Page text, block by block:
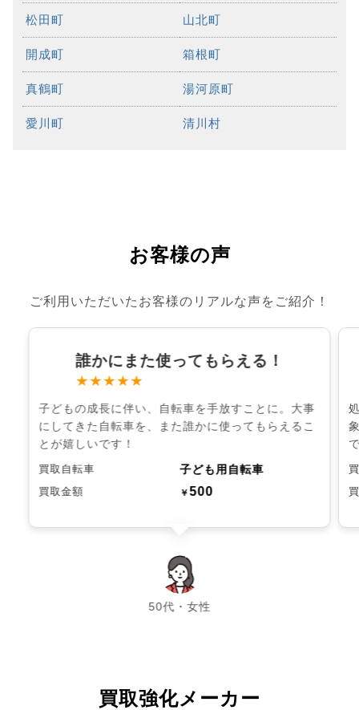
松田町 山北町
開成町 箱根町
真鶴町 湯河原町
愛川町 清川村
お客様の声
ご利用いただいたお客様のリアルな声をご紹介！
誰かにまた使ってもらえる！
★★★★★
子どもの成長に伴い、自転車を手放すことに。大事
にしてきた自転車を、また誰かに使ってもらえるこ
とが嬉しいです！
買取自転車 子ども用自転車
買取金額 ￥500
50代・女性
chevron_left chevron_right
買取強化メーカー